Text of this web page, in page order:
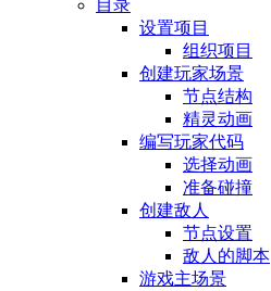
目录
设置项目
组织项目
创建玩家场景
节点结构
精灵动画
编写玩家代码
选择动画
准备碰撞
创建敌人
节点设置
敌人的脚本
游戏主场景